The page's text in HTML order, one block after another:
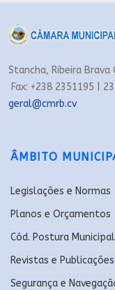
Stancha, Ribeira Brava
Fax: +238 2351195 |
geral@cmrb.cv
ÂMBITO
Legislações e Normas
Planos e Orçamentos
Cód. Postura Municipal
Revistas e Publicações
Segurança e